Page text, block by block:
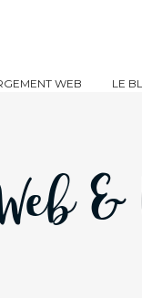
WEB LE